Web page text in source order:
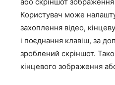
Користувач може
захоплення відео,
і поєднання клавіш, за
зроблений скріншот.
кінцевого зображення